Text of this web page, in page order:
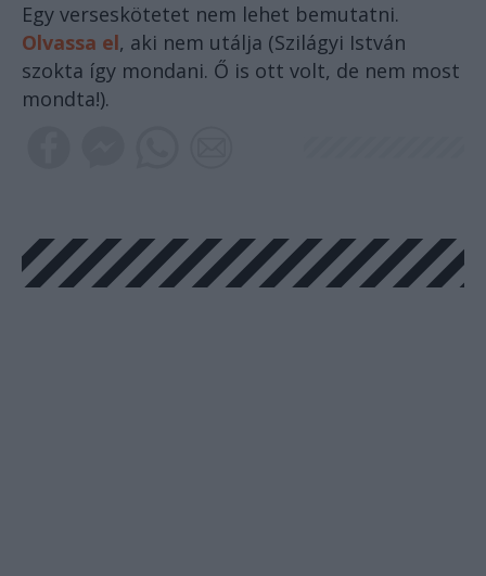
Egy verseskötetet nem lehet bemutatni.
Olvassa el, aki nem utálja (Szilágyi István
szokta így mondani. Ő is ott volt, de nem most
mondta!).